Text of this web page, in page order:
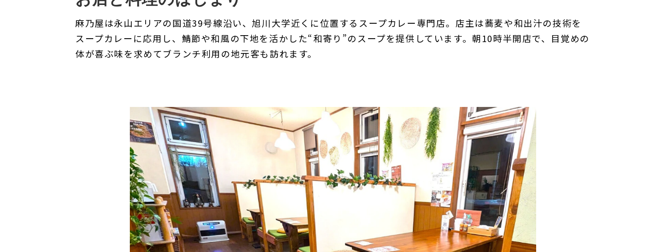
麻乃屋は永山エリアの国道39号線沿い、旭川大学近くに位置するスープカレー専門店。店主は蕎麦や和出汁の技術を
スープカレーに応用し、鯖節や和風の下地を活かした“和寄り”のスープを提供しています。朝10時半開店で、目覚めの
体が喜ぶ味を求めてブランチ利用の地元客も訪れます。